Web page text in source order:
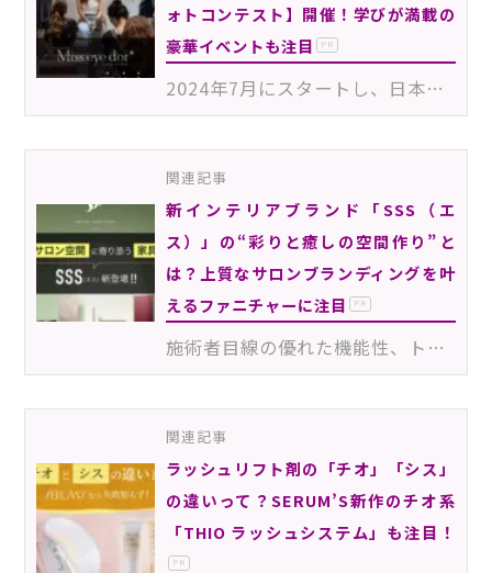
ォトコンテスト】開催！学びが満載の
豪華イベントも注目
PR
2024年7月にスタートし、日本全国を駆け抜けた【Miss eye d’or®ツアー】がいよいよ1周年！これを記念した…
関連記事
新インテリアブランド「SSS（エ
ス）」の“彩りと癒しの空間作り”と
は？上質なサロンブランディングを叶
えるファニチャーに注目
PR
施術者目線の優れた機能性、トレンド感と独創性を両立した都会的なセンスが多くのファンを魅了するHISTORI…
関連記事
ラッシュリフト剤の「チオ」「シス」
の違いって？SERUM’S新作のチオ系
「THIO ラッシュシステム」も注目！
PR